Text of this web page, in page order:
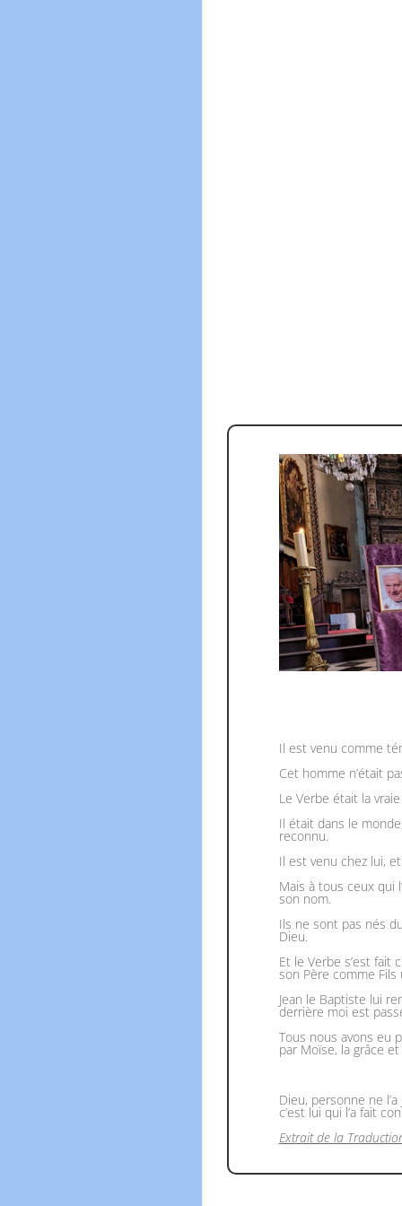
Il est venu comme
Cet homme n’était
Le Verbe était la
Il était dans le
reconnu.
Il est venu chez lui,
Mais à tous ceux qui
son nom.
Ils ne sont pas nés
Dieu.
Et le Verbe s’est fait
son Père comme
Jean le Baptiste lui
derrière moi est
Tous nous avons eu
par Moïse, la grâce
Dieu, personne ne
c’est lui qui l’a fait
Extrait de la